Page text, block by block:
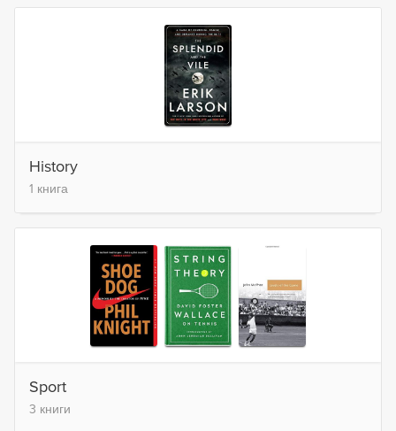
History
1 книга
Sport
3 книги